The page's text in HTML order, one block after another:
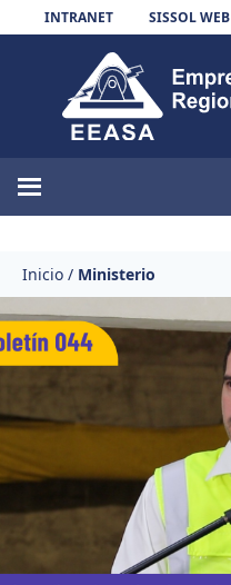
Skip to content
INTRANET SISSOL WEB
Inicio / Ministerio